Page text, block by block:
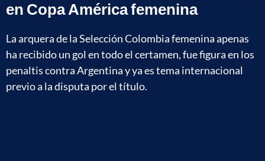
en Copa América femenina
La arquera de la Selección Colombia femenina apenas
ha recibido un gol en todo el certamen, fue figura en los
penaltis contra Argentina y ya es tema internacional
previo a la disputa por el título.